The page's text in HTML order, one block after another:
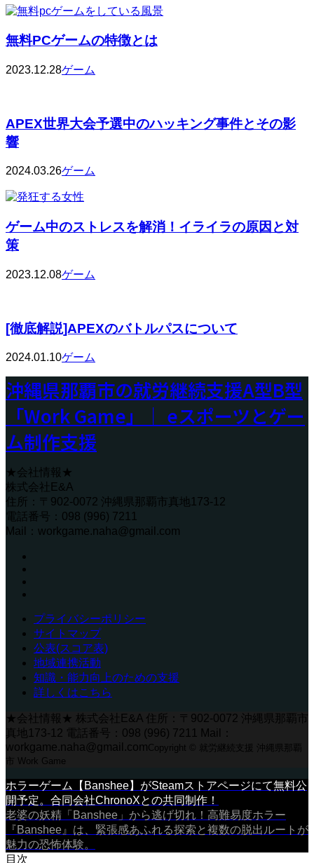
無料PCゲームの特徴とは
2023.12.28ゲーム
APEX世界大会予選中のハッキング事件とその影
響
2024.03.26ゲーム
ゲーム中のストレスを解消！イライラの原因と対
策
2023.12.08ゲーム
[徹底解説]APEXのバトルパスについて
2024.01.10ゲーム
沖縄県那覇市の就労継続支援A型B型
「Work Game」｜ eスポーツとゲー
ム制作支援
★会社情報★
株式会社E&A
住所：〒902-0072 沖縄県那覇市真地173-12
電話番号：098 (996) 7211
Mail：workgame.naha@gmail.com
プライバシーポリシー
サイトマップ
公表(スコア表)
地域連携活動
知識・能力向上のための支援
詳しくはこちら
★会社情報★ 株式会社E&A 住所：〒902-0072 沖縄県那覇市
真地173-12 電話番号：098 (996) 7211 Mail：
workgame.naha@gmail.comCopyright © 就労継続支援 沖縄県那覇
市 Work Game
ホラーゲーム【Banshee】がSteamストアページにて無料公
開予定。合同会社ChronoXとの共同制作！
老婆の妖精「Banshee」から逃げ切れ！高難易度ホラー
『Banshee』は、緊張感あふれる探索と複数の脱出ルートが
魅力の恐怖体験。
目次